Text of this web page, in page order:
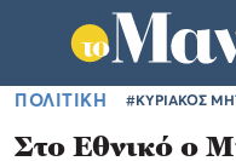
ΠΟΛΙΤΙΚΗ #ΚΥΡΙΑΚΟΣ
Στο Εθνικό ο